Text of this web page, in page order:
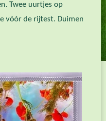
Twee uurtjes op
vóór de rijtest. Duimen